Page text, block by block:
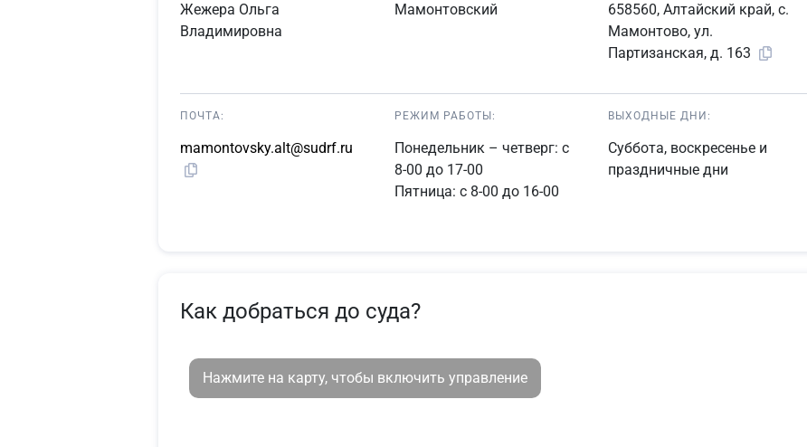
Жежера Ольга
Владимировна
Мамонтовский
658560, Алтайский край, с.
Мамонтово, ул.
Партизанская, д. 163
ПОЧТА:
mamontovsky.alt@sudrf.ru
РЕЖИМ РАБОТЫ:
Понедельник – четверг: с
8-00 до 17-00
Пятница: с 8-00 до 16-00
ВЫХОДНЫЕ ДНИ:
Суббота, воскресенье и
праздничные дни
Как добраться до суда?
Нажмите на карту, чтобы включить управление